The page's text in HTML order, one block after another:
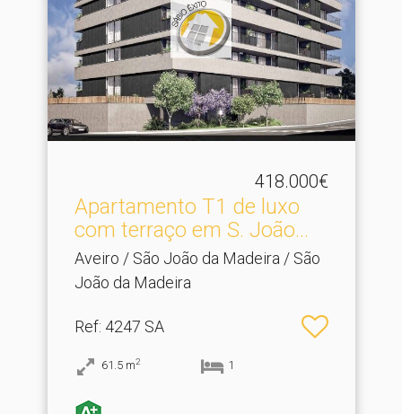
418.000€
Apartamento T1 de luxo
com terraço em S.​ João...
Aveiro / São João da Madeira / São
João da Madeira
Ref: 4247 SA
61.5 m2 1